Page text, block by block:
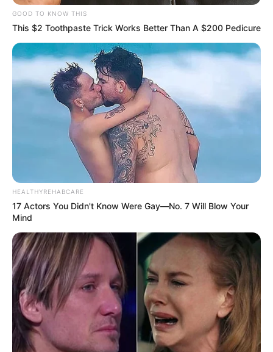
Σκιάθος: Φυλάκιση 15 μηνών στη
Βρετανίδα που μέθυσε με την 15χρονη
κόρη της και προκάλεσε επεισόδιο στο
Κέντρο Υγείας
Δείτε όλες τις τελευταίεςΕιδήσεις
από την Ελλάδα και
τον Κόσμο, τη στιγμή που συμβαίνουν, στοNewstok.gr
GOOD TO KNOW THIS
This $2 Toothpaste Trick Works Better Than A $200 Pedicure
HEALTHYREHABCARE
17 Actors You Didn't Know Were Gay—No. 7 Will Blow Your
Mind